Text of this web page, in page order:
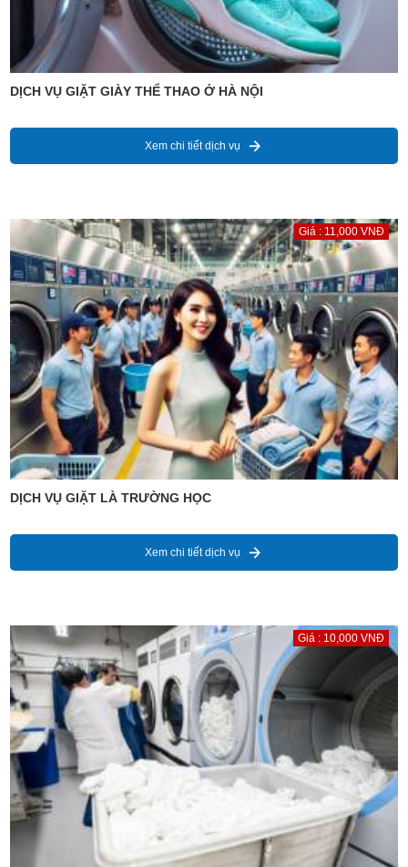
DỊCH VỤ GIẶT GIÀY THỂ THAO Ở HÀ NỘI
Xem chi tiết dịch vụ
Giá : 11,000 VNĐ
DỊCH VỤ GIẶT LÀ TRƯỜNG HỌC
Xem chi tiết dịch vụ
Giá : 10,000 VNĐ